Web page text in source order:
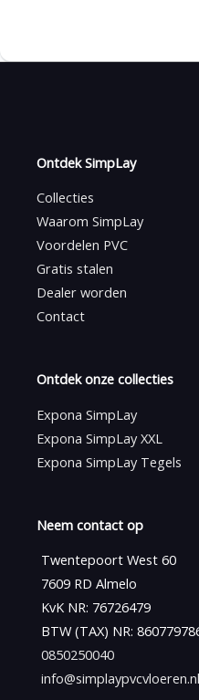
Ontdek SimpLay
Collecties
Waarom SimpLay
Voordelen PVC
Gratis stalen
Dealer worden
Contact
Ontdek onze collecties
Expona SimpLay
Expona SimpLay XXL
Expona SimpLay Tegels
Neem contact op
Twentepoort West 60
7609 RD Almelo
KvK NR: 76726479
BTW (TAX) NR:
0850250040
info@simplaypvcvloeren.nl